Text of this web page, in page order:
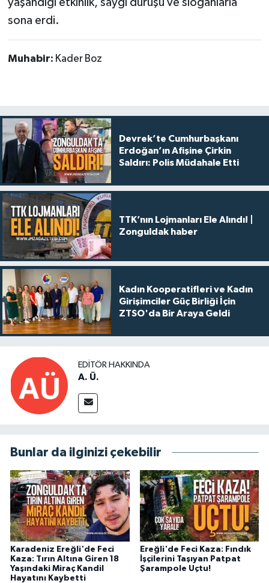
sona erdi.
Muhabir: Kader Boz
Devrek’te Cumhurbaşkanı
Erdoğan’ın Afişine Çirkin
Saldırı: Polis Müdahale Etti
TTK’nın Lojmanları Ele Alındı! |
Zonguldak haber
Kadın Kooperatifleri ve Kadın
Girişimciler Güç Birliği İçin
ZTSO'da Bir Araya Geldi
EDITÖR HAKKINDA
A. Ü.
Bunlar da ilginizi çekebilir
Karadeniz Ereğli'de Feci
Kaza: Tırın Altına Giren 18
Yaşındaki Miraç Kandil
Hayatını Kaybetti
Ereğli'de Feci Kaza: Fındık
İşçilerini Taşıyan Patpat
Şarampole Uçtu!